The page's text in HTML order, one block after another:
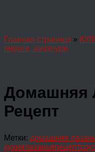
Главная страница »
пироги, хачапури
Домашняя
Рецепт
Метки: домашняя
кухнялазаньярецепт